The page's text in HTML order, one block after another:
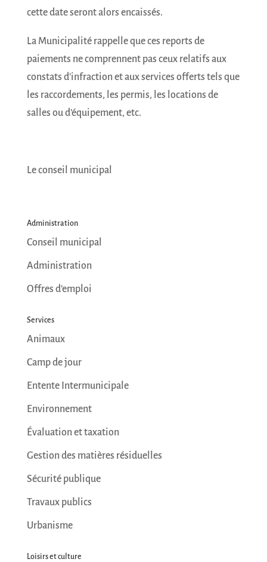
cette date seront alors encaissés.
La Municipalité rappelle que ces reports de
paiements ne comprennent pas ceux relatifs aux
constats d’infraction et aux services offerts tels que
les raccordements, les permis, les locations de
salles ou d’équipement, etc.
Le conseil municipal
Administration
Conseil municipal
Administration
Offres d’emploi
Services
Animaux
Camp de jour
Entente Intermunicipale
Environnement
Évaluation et taxation
Gestion des matières résiduelles
Sécurité publique
Travaux publics
Urbanisme
Loisirs et culture